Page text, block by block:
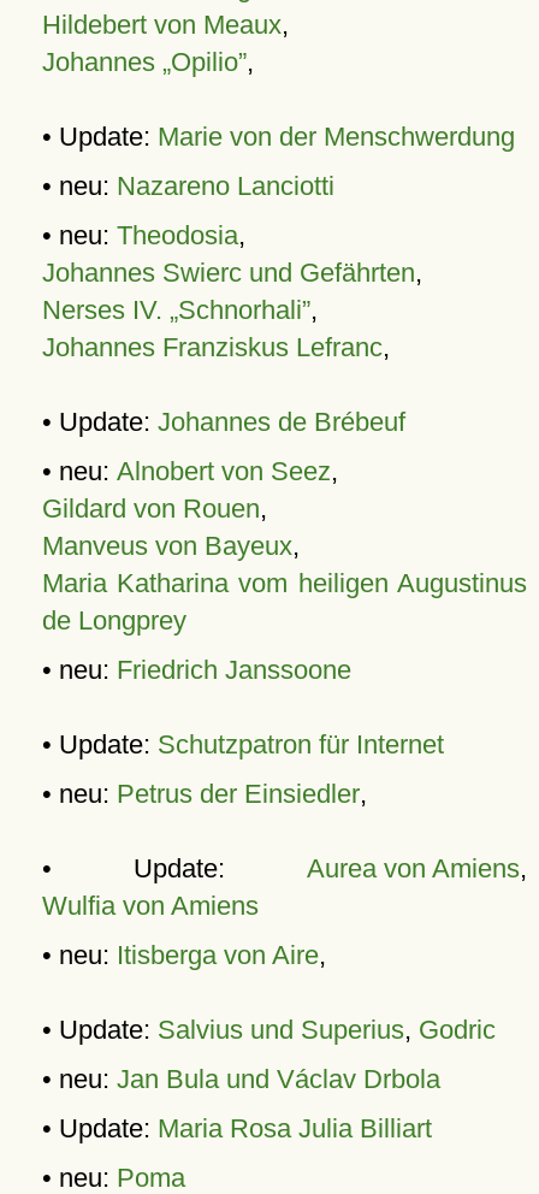
Hildebert von Meaux,
Johannes „Opilio”,
• Update: Marie von der Menschwerdung
• neu: Nazareno Lanciotti
• neu: Theodosia,
Johannes Swierc und Gefährten,
Nerses IV. „Schnorhali”,
Johannes Franziskus Lefranc,
• Update: Johannes de Brébeuf
• neu: Alnobert von Seez,
Gildard von Rouen,
Manveus von Bayeux,
Maria Katharina vom heiligen Augustinus
de Longprey
• neu: Friedrich Janssoone
• Update: Schutzpatron für Internet
• neu: Petrus der Einsiedler,
• Update: Aurea von Amiens,
Wulfia von Amiens
• neu: Itisberga von Aire,
• Update: Salvius und Superius, Godric
• neu: Jan Bula und Václav Drbola
• Update: Maria Rosa Julia Billiart
• neu: Poma